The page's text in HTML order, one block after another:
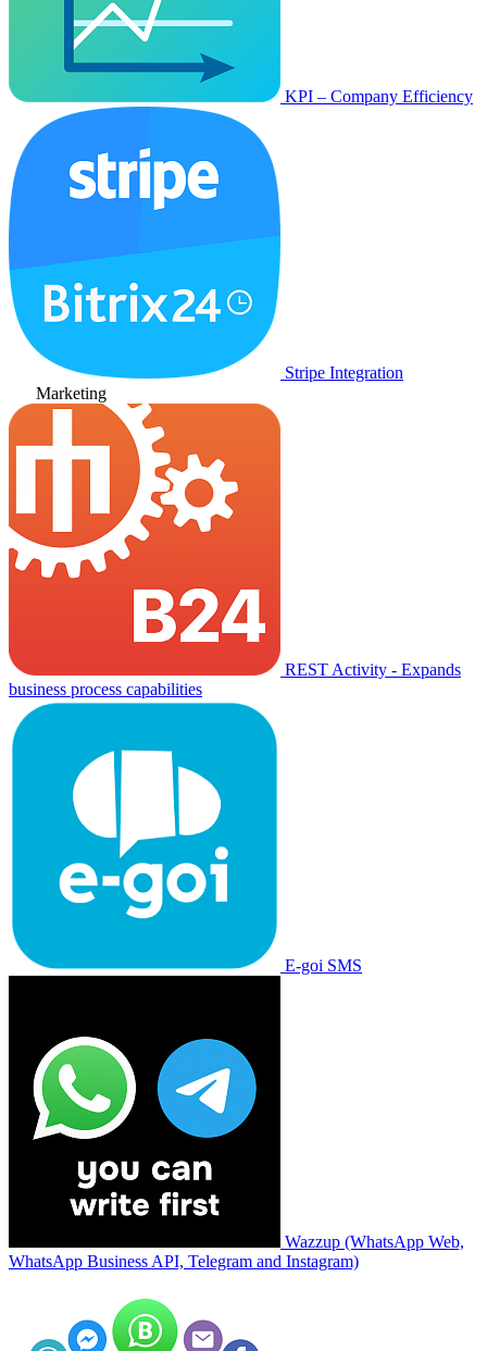
KPI – Company Efficiency
Stripe Integration
Marketing
REST Activity - Expands
business process capabilities
E-goi SMS
Wazzup (WhatsApp Web,
WhatsApp Business API, Telegram and Instagram)